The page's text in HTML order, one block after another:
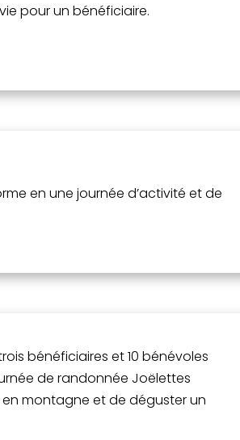
pour un bénéficiaire.
en une journée d’activité et de
bénéficiaires et 10 bénévoles
de randonnée Joëlettes
montagne et de déguster un